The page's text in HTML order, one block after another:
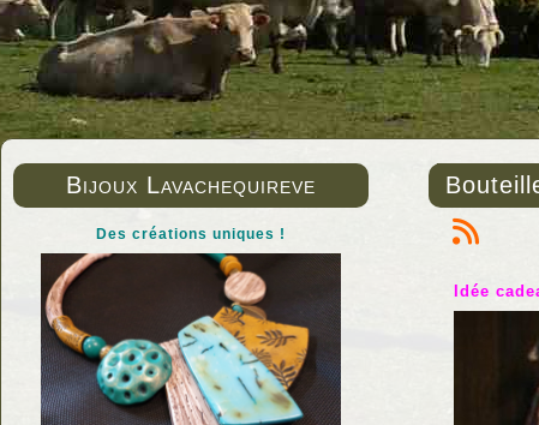
Bijoux Lavachequireve
Des créations uniques !
Idée